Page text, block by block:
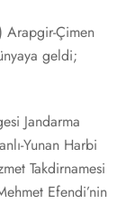
Arapgir-Çimen
geldi;
Jandarma
Yunan Harbi
Takdirnamesi
Efendi’nin